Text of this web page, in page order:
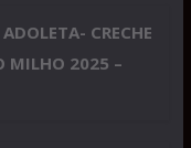
CRECHE
MILHO 2025 –